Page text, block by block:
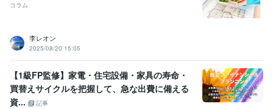
コラム
李レオン
2025/08/20 15:05
【1級FP監修】家電・住宅設備・家具の寿命・
買替えサイクルを把握して、急な出費に備える
資...
記事